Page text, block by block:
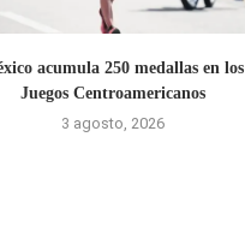
acumula 250 medallas en los
Juegos Centroamericanos
3 agosto, 2026